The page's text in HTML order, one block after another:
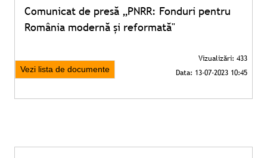
Comunicat de presă „PNRR: Fonduri pentru
România modernă și reformată"
Vezi lista de documente